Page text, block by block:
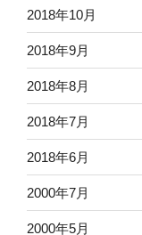
2018年10月
2018年9月
2018年8月
2018年7月
2018年6月
2000年7月
2000年5月